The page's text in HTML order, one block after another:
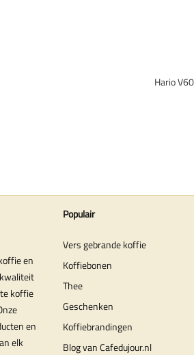
Hario
en
koffie
en
elk
Populair
Vers gebrande koffie
Koffiebonen
Thee
Geschenken
Koffiebrandingen
Blog van Cafedujour.nl